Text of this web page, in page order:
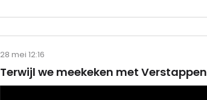
28 mei 12:16
Terwijl we meekeken met